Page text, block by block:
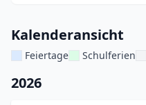
Kalenderansicht
Feiertage Schulferien
2026